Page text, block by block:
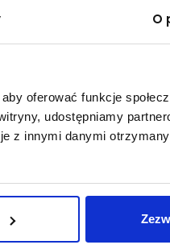
O
oferować funkcje
udostępniamy
z innymi danymi